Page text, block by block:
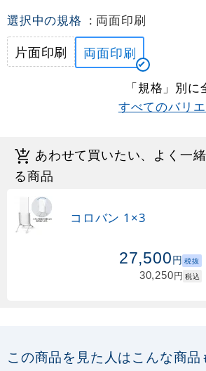
選択中の規格 : 両面印刷
片面印刷 両面印刷
「規格」別に
すべてのバリ
あわせて買いたい、よく一
る商品
コロバン 1×3
27,500円 税抜
30,250円 税込
この商品を見た人はこんな商品